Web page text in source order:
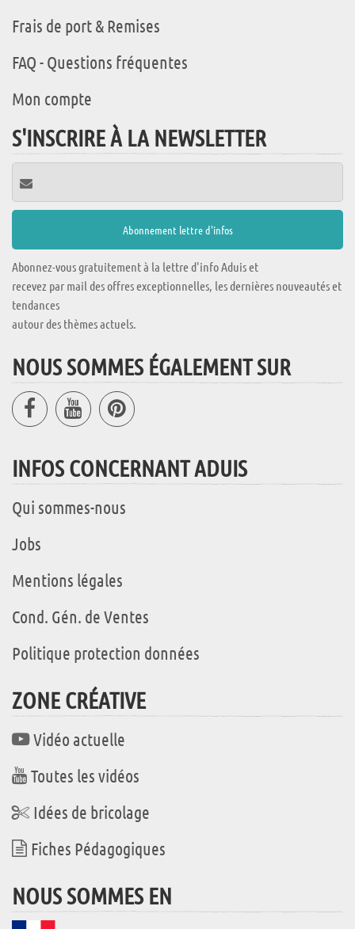
Frais de port & Remises
FAQ - Questions fréquentes
Mon compte
S'INSCRIRE À LA NEWSLETTER
Abonnez-vous gratuitement à la lettre d'info Aduis et
recevez par mail des offres exceptionnelles, les dernières nouveautés et
tendances
autour des thèmes actuels.
NOUS SOMMES ÉGALEMENT SUR
INFOS CONCERNANT ADUIS
Qui sommes-nous
Jobs
Mentions légales
Cond. Gén. de Ventes
Politique protection données
ZONE CRÉATIVE
Vidéo actuelle
Toutes les vidéos
Idées de bricolage
Fiches Pédagogiques
NOUS SOMMES EN